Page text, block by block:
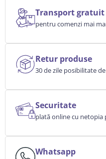
Transport gratuit
pentru comenzi mai
Retur produse
30 de zile posibilitate
Securitate
plată online cu netopia
Whatsapp